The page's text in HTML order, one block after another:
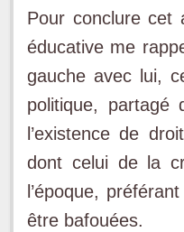
Pour conclure cet
éducative me
gauche avec lui,
politique, partagé
l’existence de
dont celui de la
l’époque,
être bafouées.